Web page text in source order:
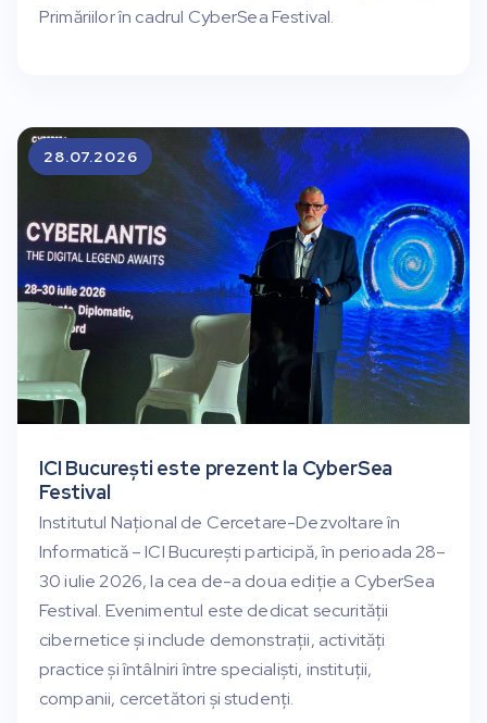
Primăriilor în cadrul CyberSea Festival.
ICI București este prezent la CyberSea
Festival
Institutul Național de Cercetare-Dezvoltare în
Informatică – ICI București participă, în perioada 28–
30 iulie 2026, la cea de-a doua ediție a CyberSea
Festival. Evenimentul este dedicat securității
cibernetice și include demonstrații, activități
practice și întâlniri între specialiști, instituții,
companii, cercetători și studenți.
28.07.2026